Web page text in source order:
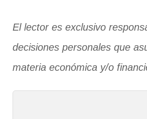
El lector es exclusivo
decisiones personales que
materia económica y/o